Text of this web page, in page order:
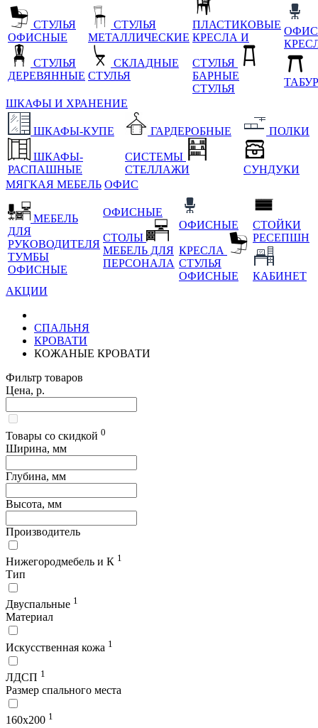
СТУЛЬЯ
ОФИСНЫЕ
СТУЛЬЯ
ДЕРЕВЯННЫЕ
СТУЛЬЯ
МЕТАЛЛИЧЕСКИЕ
СКЛАДНЫЕ
СТУЛЬЯ
ПЛАСТИКОВЫЕ
КРЕСЛА И
СТУЛЬЯ
БАРНЫЕ
СТУЛЬЯ
ШКАФЫ И ХРАНЕНИЕ
ШКАФЫ-КУПЕ
ШКАФЫ-
РАСПАШНЫЕ
ГАРДЕРОБНЫЕ
СИСТЕМЫ
СТЕЛЛАЖИ
ПОЛКИ
СУНДУКИ
МЯГКАЯ МЕБЕЛЬ ОФИС
МЕБЕЛЬ
ДЛЯ
РУКОВОДИТЕЛЯ
ТУМБЫ
ОФИСНЫЕ
ОФИСНЫЕ
СТОЛЫ
МЕБЕЛЬ ДЛЯ
ПЕРСОНАЛА
ОФИСНЫЕ
КРЕСЛА
СТУЛЬЯ
ОФИСНЫЕ
СТОЙКИ
РЕСЕПШН
КАБИНЕТ
АКЦИИ
СПАЛЬНЯ
КРОВАТИ
КОЖАНЫЕ КРОВАТИ
Фильтр товаров
Цена, р.
Товары со скидкой 0
Ширина, мм
Глубина, мм
Высота, мм
Производитель
Нижегородмебель и К 1
Тип
Двуспальные 1
Материал
Искусственная кожа 1
ЛДСП 1
Размер спального места
160х200 1